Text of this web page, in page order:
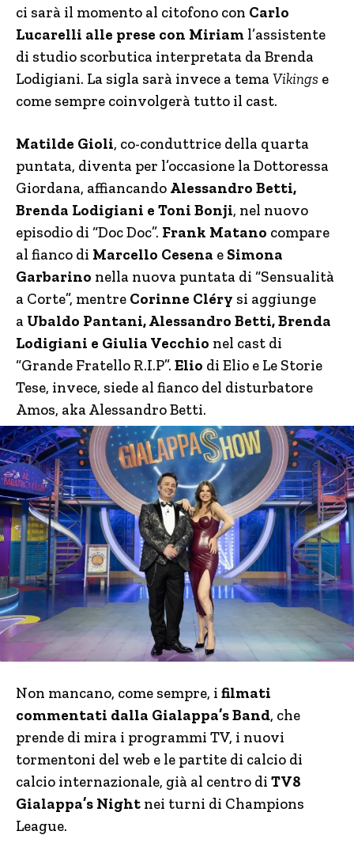
ci sarà il momento al citofono con Carlo
Lucarelli alle prese con Miriam l’assistente
di studio scorbutica interpretata da Brenda
Lodigiani. La sigla sarà invece a temaVikings e
come sempre coinvolgerà tutto il cast.
Matilde Gioli, co-conduttrice della quarta
puntata, diventa per l’occasione la Dottoressa
Giordana, affiancando Alessandro Betti,
Brenda Lodigiani e Toni Bonji, nel nuovo
episodio di “Doc Doc”. Frank Matano compare
al fianco di Marcello Cesena e Simona
Garbarino nella nuova puntata di “Sensualità
a Corte”, mentre Corinne Cléry si aggiunge
a Ubaldo Pantani, Alessandro Betti, Brenda
Lodigiani e Giulia Vecchio nel cast di
“Grande Fratello R.I.P”. Elio di Elio e Le Storie
Tese, invece, siede al fianco del disturbatore
Amos, aka Alessandro Betti.
Non mancano, come sempre, i filmati
commentati dalla Gialappa’s Band, che
prende di mira i programmi TV, i nuovi
tormentoni del web e le partite di calcio di
calcio internazionale, già al centro di TV8
Gialappa’s Night nei turni di Champions
League.